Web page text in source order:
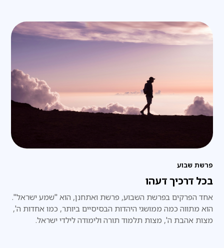
פרשת שבוע
בכל דרכיך דעהו
אחד הפרקים בפרשת השבוע, פרשת ואתחנן, הוא "שמע ישראל".
הוא מתווה כמה ממושגי היהדות הבסיסיים ביותר, כמו אחדות ה',
מצות אהבת ה', מצות תלמוד תורה ולימודה לילדי ישראל.